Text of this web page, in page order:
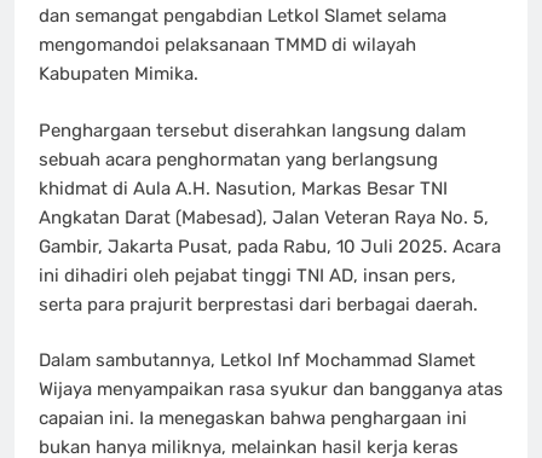
dan semangat pengabdian Letkol Slamet selama
mengomandoi pelaksanaan TMMD di wilayah
Kabupaten Mimika.
Penghargaan tersebut diserahkan langsung dalam
sebuah acara penghormatan yang berlangsung
khidmat di Aula A.H. Nasution, Markas Besar TNI
Angkatan Darat (Mabesad), Jalan Veteran Raya No. 5,
Gambir, Jakarta Pusat, pada Rabu, 10 Juli 2025. Acara
ini dihadiri oleh pejabat tinggi TNI AD, insan pers,
serta para prajurit berprestasi dari berbagai daerah.
Dalam sambutannya, Letkol Inf Mochammad Slamet
Wijaya menyampaikan rasa syukur dan bangganya atas
capaian ini. Ia menegaskan bahwa penghargaan ini
bukan hanya miliknya, melainkan hasil kerja keras